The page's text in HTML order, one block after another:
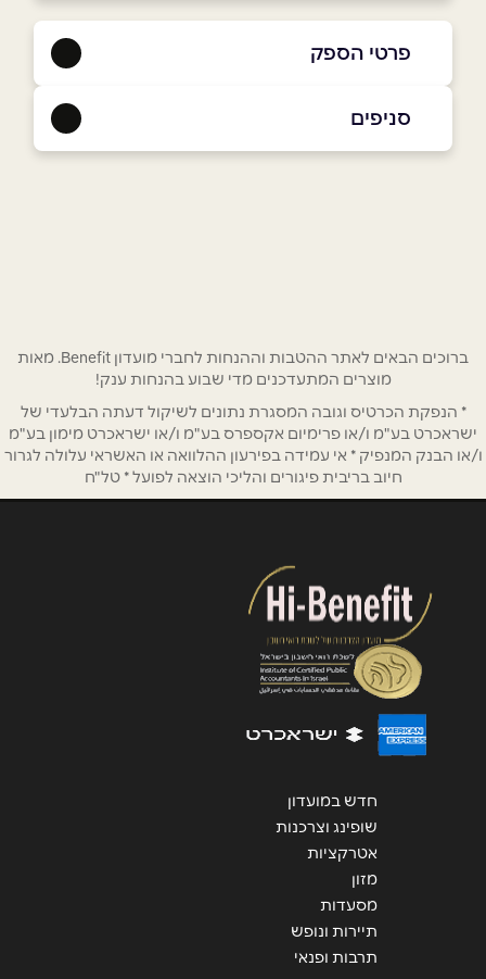
פרטי הספק
באתר
נושא*
שליחה
סניפים
ברוכים הבאים לאתר ההטבות וההנחות לחברי מועדון Benefit. מאות
מוצרים המתעדכנים מדי שבוע בהנחות ענק!
* הנפקת הכרטיס וגובה המסגרת נתונים לשיקול דעתה הבלעדי של
ישראכרט בע"מ ו/או פרימיום אקספרס בע"מ ו/או ישראכרט מימון בע"מ
ו/או הבנק המנפיק * אי עמידה בפירעון ההלוואה או האשראי עלולה לגרור
חיוב בריבית פיגורים והליכי הוצאה לפועל * טל"ח
חדש במועדון
שופינג וצרכנות
אטרקציות
מזון
מסעדות
תיירות ונופש
תרבות ופנאי